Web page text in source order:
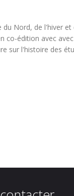
Nord, de l'hiver
édition avec
sur l'histoire des